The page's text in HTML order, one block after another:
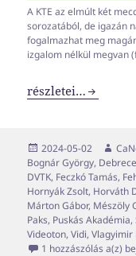
A KTE az elmúlt két
sorozatából, de igazán
fogalmazhat meg
izgalom nélkül megvan
NB1-es erősorrend
részletei…
Közzétéve
2024-05-02
Bognár György,
DVTK, Feczkó Tamás,
Hornyák Zsolt, Horváth
Márton Gábor, Mészöly
Paks, Puskás Akadémia,
Videoton,Vidi,Vlagyimir
1 hozzászólás a(z)